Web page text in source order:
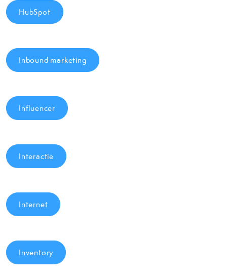
HubSpot
Inbound marketing
Influencer
Interactie
Internet
Inventory